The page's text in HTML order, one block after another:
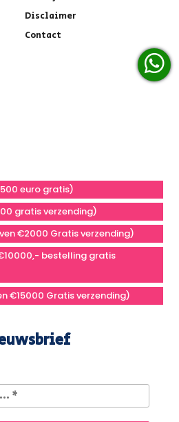
Disclaimer
Contact
euro gratis)
gratis verzending)
€2000 Gratis verzending)
bestelling gratis
€15000 Gratis verzending)